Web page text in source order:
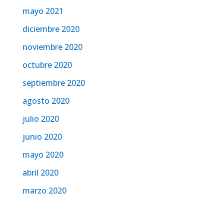
mayo 2021
diciembre 2020
noviembre 2020
octubre 2020
septiembre 2020
agosto 2020
julio 2020
junio 2020
mayo 2020
abril 2020
marzo 2020